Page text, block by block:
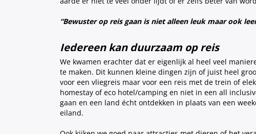
“Bewuster op reis gaan is niet alleen leuk maar ook
Iedereen kan duurzaam op reis
We kwamen erachter dat er eigenlijk al heel veel
te maken. Dit kunnen kleine dingen zijn of juist heel
voor een vliegreis maar voor een reis met de trein of
homestay of eco hotel/camping en niet in een all
gaan en een land écht ontdekken in plaats van een
eiland.